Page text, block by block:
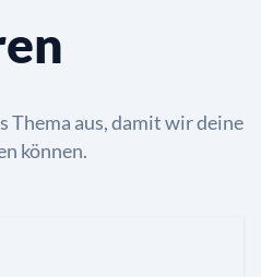
Thema aus, damit wir deine
können.